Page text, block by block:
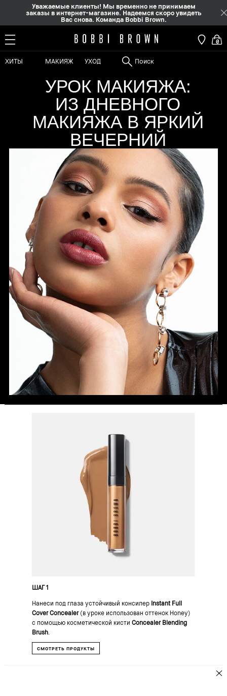
Уважаемые клиенты! Мы временно не принимаем
заказы в интернет-магазине. Надеемся скоро увидеть
Вас снова. Команда Bobbi Brown.
0
ХИТЫ МАКИЯЖ УХОД
УРОК МАКИЯЖА:
ИЗ ДНЕВНОГО
МАКИЯЖА В ЯРКИЙ
ВЕЧЕРНИЙ
ШАГ 1
Нанеси под глаза устойчивый консилерInstant Full
Cover Concealer(в уроке использован оттенок Honey)
с помощью косметической кисти Concealer Blending
Brush.
СМОТРЕТЬ ПРОДУКТЫ